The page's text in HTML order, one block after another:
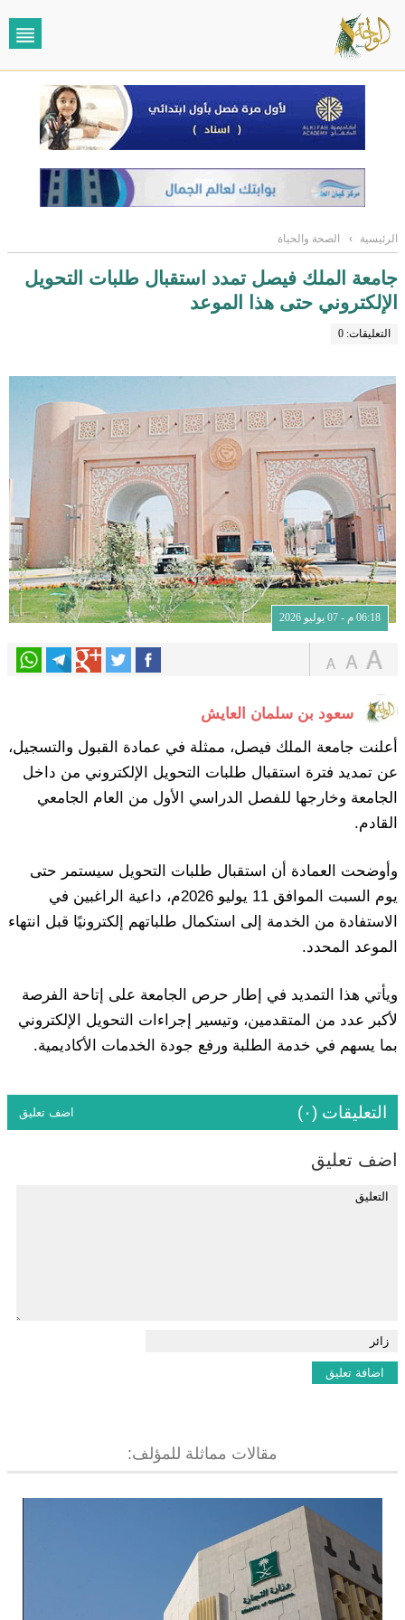
الرئيسية › الصحة والحياة
جامعة الملك فيصل تمدد استقبال طلبات التحويل
الإلكتروني حتى هذا الموعد
التعليقات: 0
06:18 م - 07 يوليو 2026
سعود بن سلمان العايش
أعلنت جامعة الملك فيصل، ممثلة في عمادة القبول والتسجيل،
عن تمديد فترة استقبال طلبات التحويل الإلكتروني من داخل
الجامعة وخارجها للفصل الدراسي الأول من العام الجامعي
القادم.
وأوضحت العمادة أن استقبال طلبات التحويل سيستمر حتى
يوم السبت الموافق 11 يوليو 2026م، داعية الراغبين في
الاستفادة من الخدمة إلى استكمال طلباتهم إلكترونيًا قبل انتهاء
الموعد المحدد.
ويأتي هذا التمديد في إطار حرص الجامعة على إتاحة الفرصة
لأكبر عدد من المتقدمين، وتيسير إجراءات التحويل الإلكتروني
بما يسهم في خدمة الطلبة ورفع جودة الخدمات الأكاديمية.
التعليقات (٠) اضف تعليق
اضف تعليق
مقالات مماثلة للمؤلف: